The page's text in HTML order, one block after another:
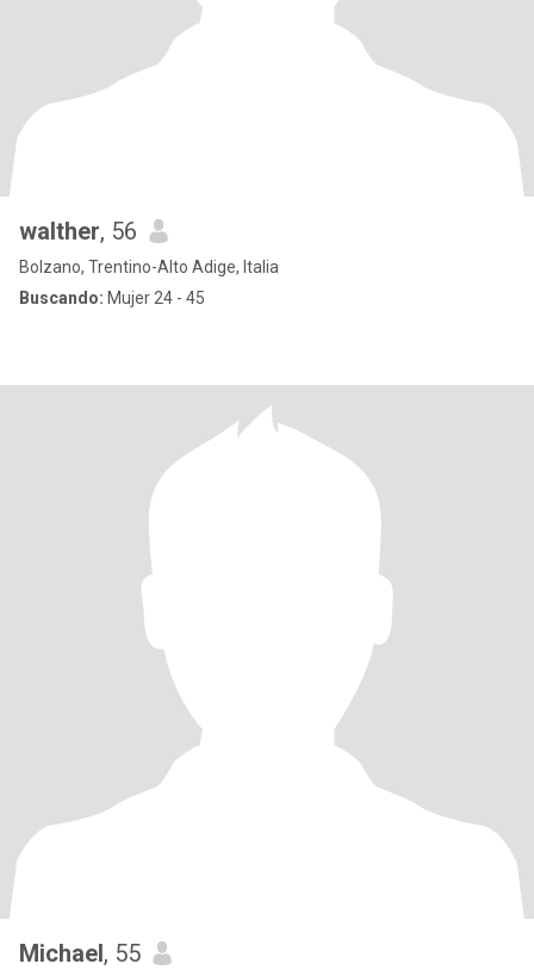
walther, 56
Bolzano, Trentino-Alto Adige, Italia
Buscando: Mujer 24 - 45
Michael, 55